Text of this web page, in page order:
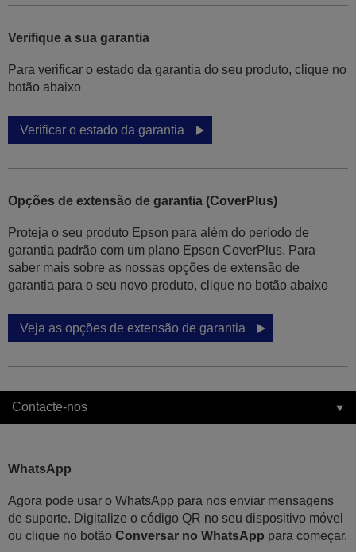
Verifique a sua garantia
Para verificar o estado da garantia do seu produto, clique no
botão abaixo
Verificar o estado da garantia
Opções de extensão de garantia (CoverPlus)
Proteja o seu produto Epson para além do período de
garantia padrão com um plano Epson CoverPlus. Para
saber mais sobre as nossas opções de extensão de
garantia para o seu novo produto, clique no botão abaixo
Veja as opções de extensão de garantia
Contacte-nos
WhatsApp
Agora pode usar o WhatsApp para nos enviar mensagens
de suporte. Digitalize o código QR no seu dispositivo móvel
ou clique no botão Conversar no WhatsApp para começar.